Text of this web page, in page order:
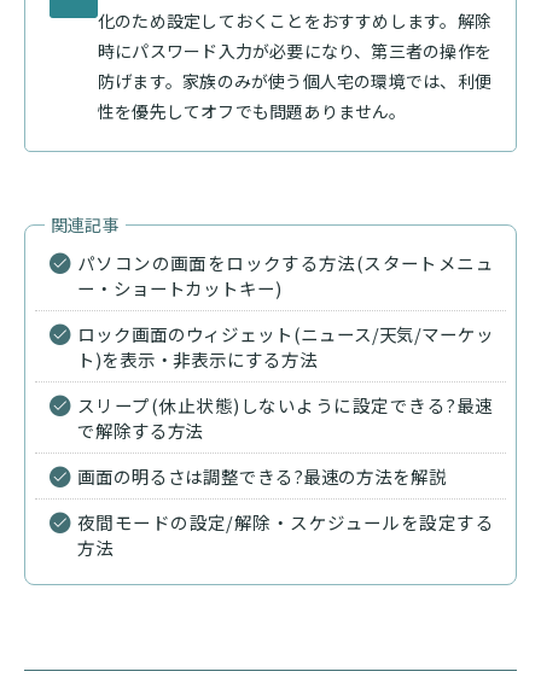
化のため設定しておくことをおすすめします。解除
時にパスワード入力が必要になり、第三者の操作を
防げます。家族のみが使う個人宅の環境では、利便
性を優先してオフでも問題ありません。
パソコンの画面をロックする方法(スタートメニュ
ー・ショートカットキー)
ロック画面のウィジェット(ニュース/天気/マーケッ
ト)を表示・非表示にする方法
スリープ(休止状態)しないように設定できる?最速
で解除する方法
画面の明るさは調整できる?最速の方法を解説
夜間モードの設定/解除・スケジュールを設定する
方法